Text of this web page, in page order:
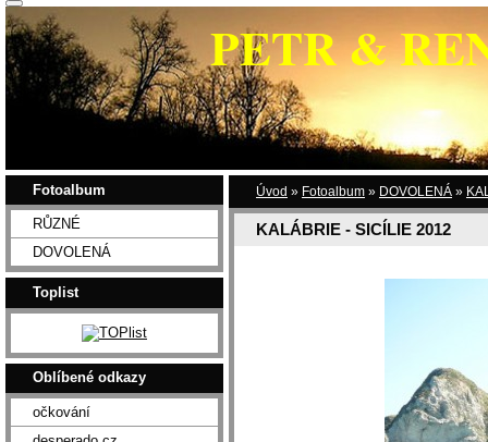
PETR &
Úvod » Fotoalbum » DOVOLENÁ »
KALÁBRIE - SICÍLIE 2012
Fotoalbum
RŮZNÉ
DOVOLENÁ
Toplist
Oblíbené odkazy
očkování